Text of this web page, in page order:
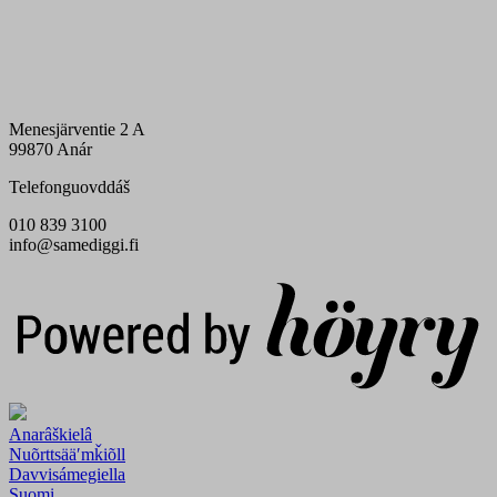
Menesjärventie 2 A
99870 Anár
Telefonguovddáš
010 839 3100
info@samediggi.fi
Anarâškielâ
Nuõrttsääʹmǩiõll
Davvisámegiella